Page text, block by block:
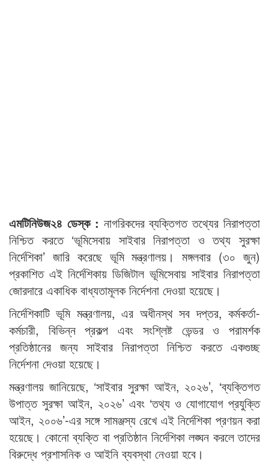
এমটিনিউজ২৪ ডেস্ক : নাগরিকদের ব্যক্তিগত তথ্যের নিরাপত্তা
নিশ্চিত করতে ‘ভূমিসেবায় সাইবার নিরাপত্তা ও তথ্য সুরক্ষা
নির্দেশিকা’ জারি করেছে ভূমি মন্ত্রণালয়। মঙ্গলবার (৩০ জুন)
প্রকাশিত এই নির্দেশিকায় ডিজিটাল ভূমিসেবায় সাইবার নিরাপত্তা
জোরদারে একাধিক বাধ্যতামূলক নির্দেশনা দেওয়া হয়েছে।
নির্দেশিকাটি ভূমি মন্ত্রণালয়, এর অধীনস্থ সব দপ্তর, কর্মকর্তা-
কর্মচারী, বিভিন্ন প্রকল্প এবং সংশ্লিষ্ট ভেন্ডর ও পরামর্শক
প্রতিষ্ঠানের জন্য সাইবার নিরাপত্তা নিশ্চিত করতে একগুচ্ছ
নির্দেশনা দেওয়া হয়েছে।
মন্ত্রণালয় জানিয়েছে, ‘সাইবার সুরক্ষা আইন, ২০২৬’, ‘ব্যক্তিগত
উপাত্ত সুরক্ষা আইন, ২০২৬’ এবং ‘তথ্য ও যোগাযোগ প্রযুক্তি
আইন, ২০০৬’-এর সঙ্গে সামঞ্জস্য রেখে এই নির্দেশিকা প্রণয়ন করা
হয়েছে। কোনো ব্যক্তি বা প্রতিষ্ঠান নির্দেশিকা লঙ্ঘন করলে তাদের
বিরুদ্ধে প্রশাসনিক ও আইনি ব্যবস্থা নেওয়া হবে।